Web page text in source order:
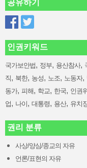
공유하기
인권키워드
국가보안법, 정부, 용산참사,
직, 북한, 농성, 노조, 노동자,
동가, 피해, 학교, 한국, 인권
업, 나이, 대통령, 용산, 유치
권리 분류
사상/양심/종교의 자유
언론/표현의 자유